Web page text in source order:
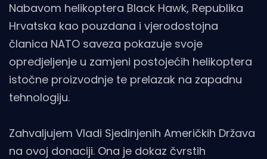
Nabavom helikoptera Black Hawk, Republika
Hrvatska kao pouzdana i vjerodostojna
članica NATO saveza pokazuje svoje
opredjeljenje u zamjeni postojećih helikoptera
istočne proizvodnje te prelazak na zapadnu
tehnologiju.
Zahvaljujem Vladi Sjedinjenih Američkih Država
na ovoj donaciji. Ona je dokaz čvrstih